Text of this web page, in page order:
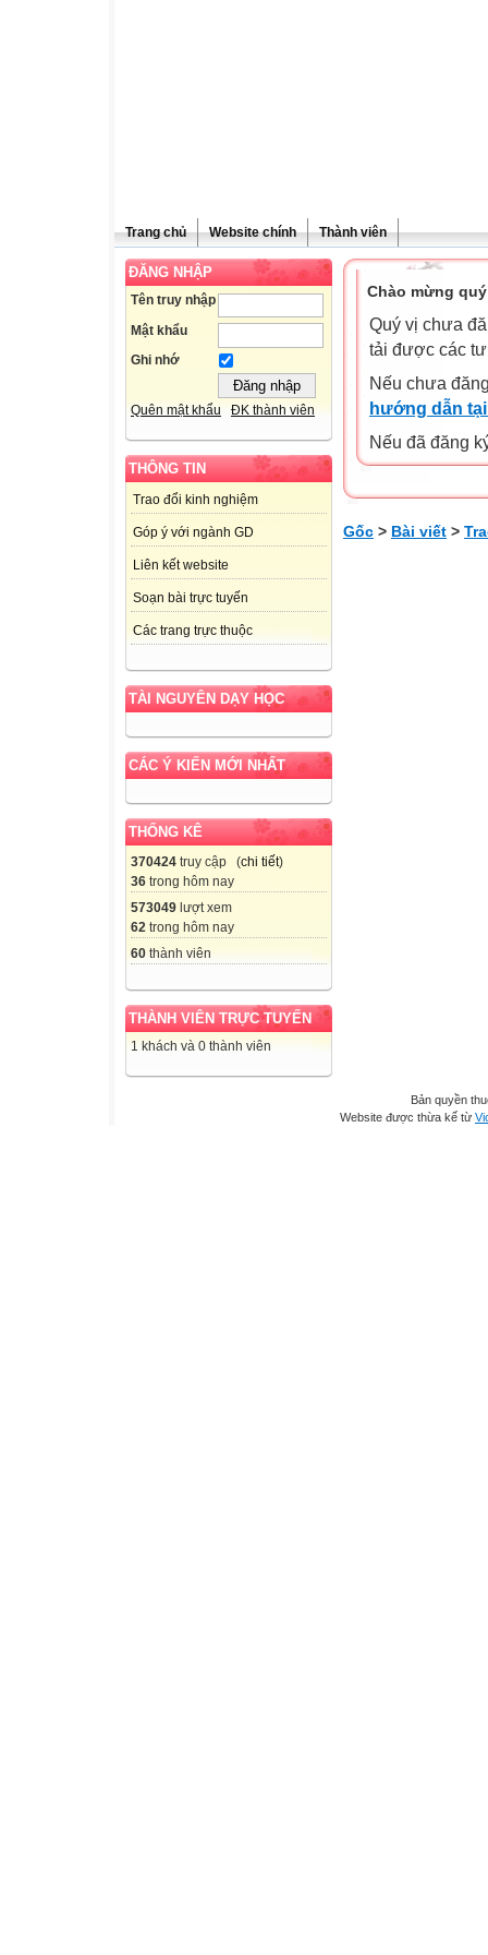
Trang chủ Website chính Thành viên
ĐĂNG NHẬP
Tên truy nhập
Mật khẩu
Ghi nhớ
Quên mật khẩu ĐK thành viên
THÔNG TIN
Trao đổi kinh nghiệm
Góp ý với ngành GD
Liên kết website
Soạn bài trực tuyến
Các trang trực thuộc
TÀI NGUYÊN DẠY HỌC
CÁC Ý KIẾN MỚI NHẤT
THỐNG KÊ
370424 truy cập (chi tiết)
36 trong hôm nay
573049 lượt xem
62 trong hôm nay
60 thành viên
THÀNH VIÊN TRỰC TUYẾN
1 khách và 0 thành viên
Chào mừng
Quý vị chưa
tải được các
Nếu chưa
hướng dẫn
Nếu đã đăng
Gốc > Bài viết >
Bản quyền
Website được thừa kế từ